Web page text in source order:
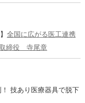
全国に広がる医工連携
取締役 寺尾章
技あり医療器具で脱下